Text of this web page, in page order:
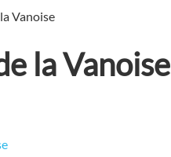
Vanoise
la Vanoise